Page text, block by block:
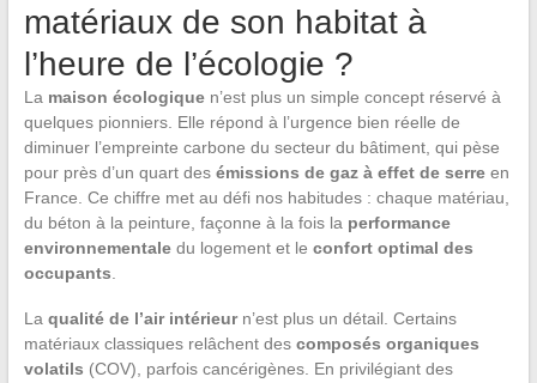
matériaux de son habitat à
l’heure de l’écologie ?
La maison écologiquen’est plus un simple concept réservé à
quelques pionniers. Elle répond à l’urgence bien réelle de
diminuer l’empreinte carbone du secteur du bâtiment, qui pèse
pour près d’un quart des émissions de gaz à effet de serreen
France. Ce chiffre met au défi nos habitudes : chaque matériau,
du béton à la peinture, façonne à la fois la performance
environnementaledu logement et le confort optimal des
occupants
La qualité de l’air intérieurn’est plus un détail. Certains
matériaux classiques relâchent des composés organiques
volatils (COV), parfois cancérigènes. En privilégiant des